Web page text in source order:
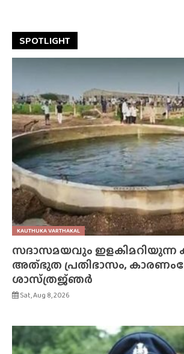
SPOTLIGHT
KAUTHUKA VARTHAKAL
സദാസമയവും ഇളകിമറിയുന്ന
അത്‌ഭുത പ്രതിഭാസം,
ശാസ്‌ത്രജ്‌ഞർ
Sat, Aug 8, 2026